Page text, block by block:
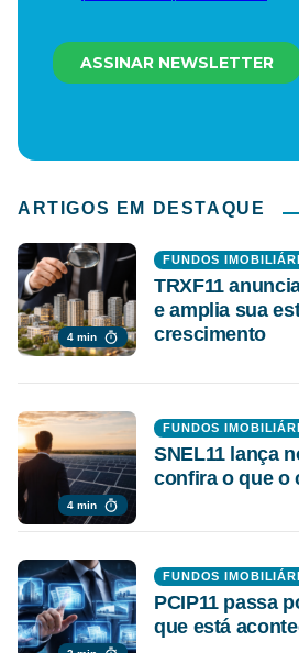
ARTIGOS EM DESTAQUE
4 min
FUNDOS
TRXF11
e amplia sua
crescimento
4 min
FUNDOS
SNEL11 lança
confira o que o
FUNDOS
PCIP11 passa
que está